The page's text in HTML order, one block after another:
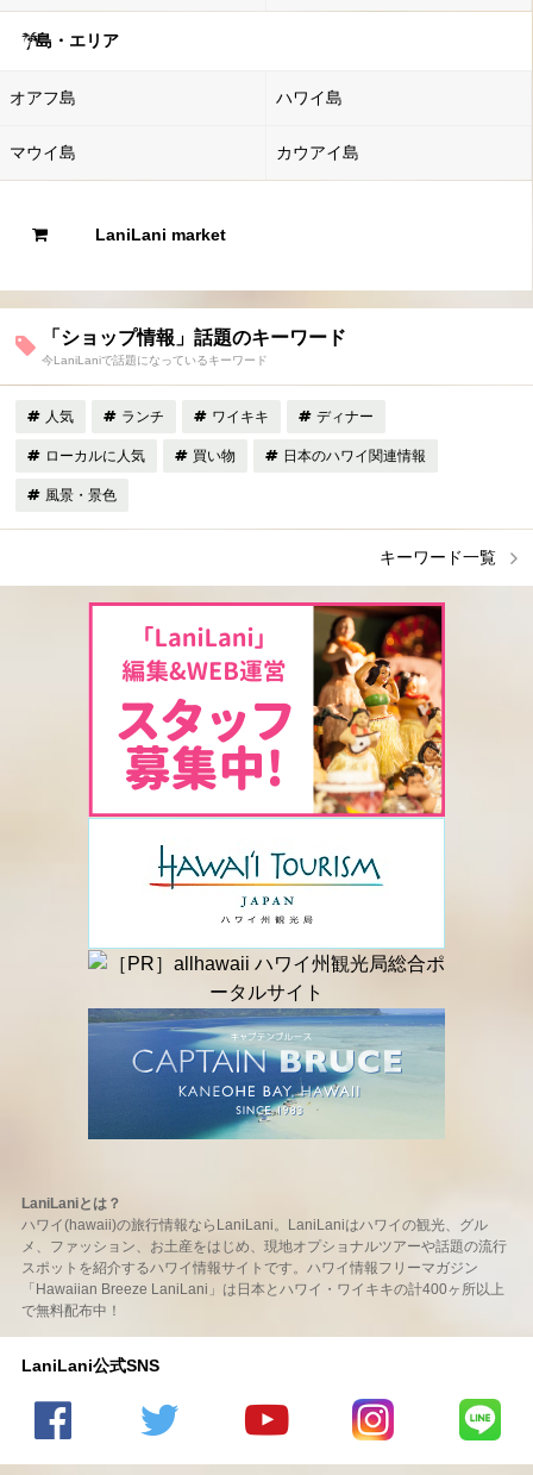
島・エリア
オアフ島 ハワイ島
マウイ島 カウアイ島
LaniLani market
「ショップ情報」話題のキーワード
今LaniLaniで話題になっているキーワード
人気 ランチ ワイキキ ディナー
ローカルに人気 買い物 日本のハワイ関連情報
風景・景色
キーワード一覧
LaniLaniとは？
ハワイ(hawaii)の旅行情報ならLaniLani。LaniLaniはハワイの観光、グル
メ、ファッション、お土産をはじめ、現地オプショナルツアーや話題の流行
スポットを紹介するハワイ情報サイトです。ハワイ情報フリーマガジン
「Hawaiian Breeze LaniLani」は日本とハワイ・ワイキキの計400ヶ所以上
で無料配布中！
LaniLani公式SNS
LaniLani LaniLani